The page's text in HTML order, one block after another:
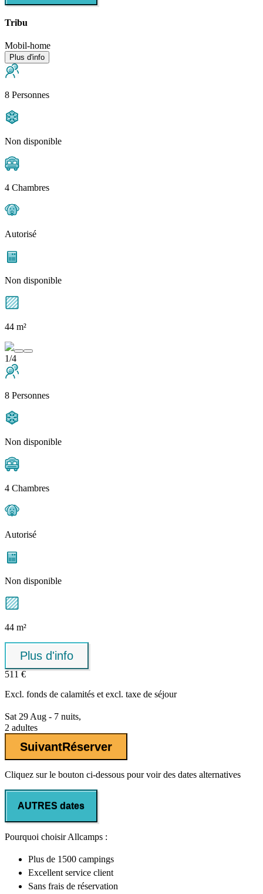
Tribu
Mobil-home
Plus d'info
8 Personnes
Non disponible
4 Chambres
Autorisé
Non disponible
44 m²
1/4
8 Personnes
Non disponible
4 Chambres
Autorisé
Non disponible
44 m²
Plus d'info
511 €
Excl. fonds de calamités et excl. taxe de séjour
Sat 29 Aug - 7 nuits,
2 adultes
SuivantRéserver
Cliquez sur le bouton ci-dessous pour voir des dates alternatives
AUTRES dates
Pourquoi choisir Allcamps :
Plus de 1500 campings
Excellentservice client
Sans frais de réservation